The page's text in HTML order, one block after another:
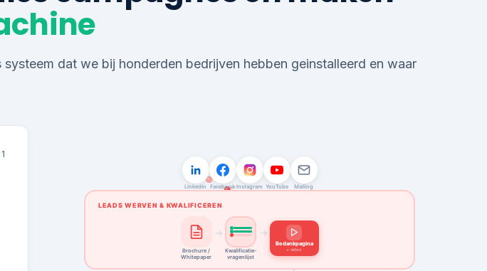
dat we bij honderden bedrijven hebben geinstalleerd en waar
LinkedIn Facebook Instagram YouTube Mailing
LEADS WERVEN & KWALIFICEREN
Brochure /
Whitepaper
→
Kwalificatie-
vragenlijst
→
Bedankpagina
+ video